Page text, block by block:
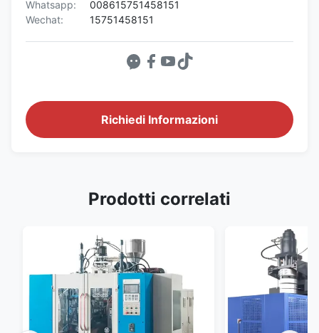
Whatsapp:
008615751458151
Wechat:
15751458151
Richiedi Informazioni
Prodotti correlati